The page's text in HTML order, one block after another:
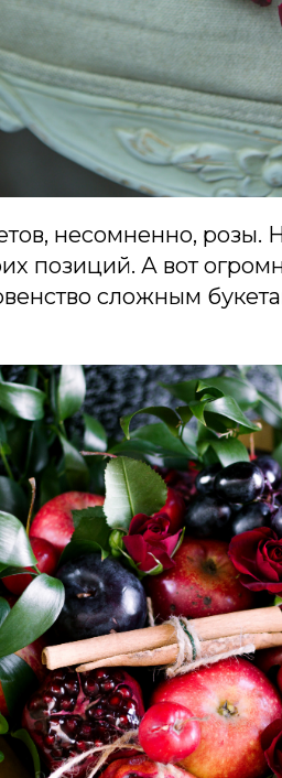
несомненно, розы.
позиций. А вот
сложным